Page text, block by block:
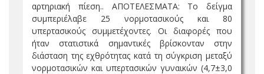
αρτηριακή πίεση.. ΑΠΟΤΕΛΕΣΜΑΤΑ: Το δείγμα
συμπεριέλαβε 25 νορμοτασικούς και 80
υπερτασικούς συμμετέχοντες. Οι διαφορές που
ήταν στατιστικά σημαντικές βρίσκονταν στην
διάσταση της εχθρότητας κατά τη σύγκριση μεταξύ
νορμοτασικών και υπερτασικών γυναικών (4,7±3,0